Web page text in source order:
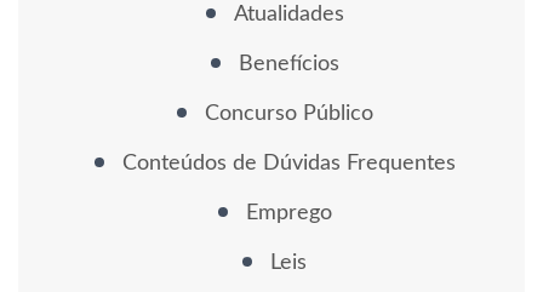
Atualidades
Benefícios
Concurso Público
Conteúdos de Dúvidas Frequentes
Emprego
Leis